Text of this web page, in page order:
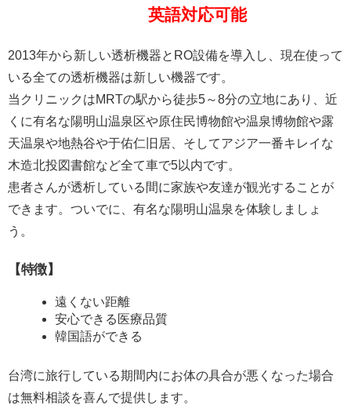
英語対応可能
2013年から新しい透析機器とRO設備を導入し、現在使って
いる全ての透析機器は新しい機器です。
当クリニックはMRTの駅から徒歩5～8分の立地にあり、近
くに有名な陽明山温泉区や原住民博物館や温泉博物館や露
天温泉や地熱谷や于佑仁旧居、そしてアジア一番キレイな
木造北投図書館など全て車で5以内です。
患者さんが透析している間に家族や友達が観光することが
できます。ついでに、有名な陽明山温泉を体験しましょ
う。
【特徴】
遠くない距離
安心できる医療品質
韓国語ができる
台湾に旅行している期間内にお体の具合が悪くなった場合
は無料相談を喜んで提供します。